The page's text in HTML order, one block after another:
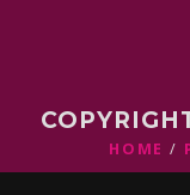
HOME